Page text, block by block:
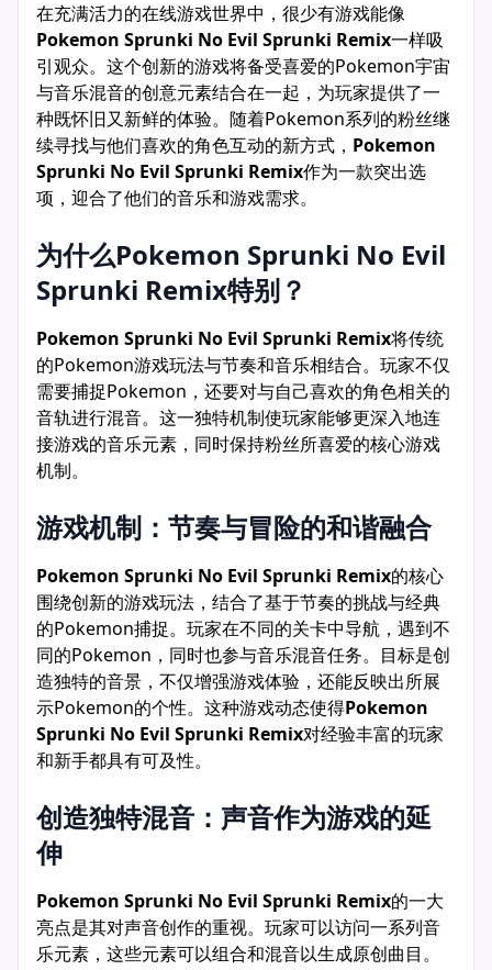
在充满活力的在线游戏世界中，很少有游戏能像
Pokemon Sprunki No Evil Sprunki Remix一样吸
引观众。这个创新的游戏将备受喜爱的Pokemon宇宙
与音乐混音的创意元素结合在一起，为玩家提供了一
种既怀旧又新鲜的体验。随着Pokemon系列的粉丝继
续寻找与他们喜欢的角色互动的新方式， Pokemon
Sprunki No Evil Sprunki Remix作为一款突出选
项，迎合了他们的音乐和游戏需求。
为什么Pokemon Sprunki No Evil
Sprunki Remix特别？
Pokemon Sprunki No Evil Sprunki Remix将传统
的Pokemon游戏玩法与节奏和音乐相结合。玩家不仅
需要捕捉Pokemon，还要对与自己喜欢的角色相关的
音轨进行混音。这一独特机制使玩家能够更深入地连
接游戏的音乐元素，同时保持粉丝所喜爱的核心游戏
机制。
游戏机制：节奏与冒险的和谐融合
Pokemon Sprunki No Evil Sprunki Remix的核心
围绕创新的游戏玩法，结合了基于节奏的挑战与经典
的Pokemon捕捉。玩家在不同的关卡中导航，遇到不
同的Pokemon，同时也参与音乐混音任务。目标是创
造独特的音景，不仅增强游戏体验，还能反映出所展
示Pokemon的个性。这种游戏动态使得Pokemon
Sprunki No Evil Sprunki Remix对经验丰富的玩家
和新手都具有可及性。
创造独特混音：声音作为游戏的延
伸
Pokemon Sprunki No Evil Sprunki Remix的一大
亮点是其对声音创作的重视。玩家可以访问一系列音
乐元素，这些元素可以组合和混音以生成原创曲目。